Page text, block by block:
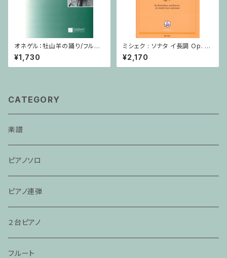
オネゲル：牡山羊の踊り/フルー
ト
¥1,730
ミシェク : ソナタ イ長調 Op. 5
/ コントラバスとピアノ
¥2,170
CATEGORY
楽譜
ピアノソロ
ピアノ連弾
２台ピアノ
フルート